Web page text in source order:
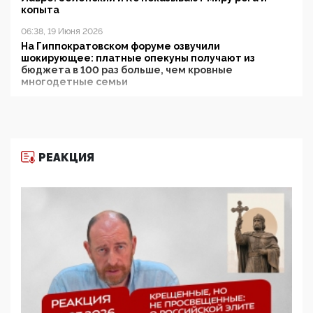
копыта
06:38, 19 Июня 2026
На Гиппократовском форуме озвучили
шокирующее: платные опекуны получают из
бюджета в 100 раз больше, чем кровные
многодетные семьи
11:53, 09 Июня 2026
деятельность ИИТО ЮНЕСКО в России, но
цифроглобалисты продолжают определять
повестку в образовании
09:43, 01 Июня 2026
5G за счет здоровья граждан: Минцифры намерено
отобрать у регионов и муниципалитетов право
защищать жилые дома и социальные объекты от
05:58, 26 Мая 2026
РЕАКЦИЯ